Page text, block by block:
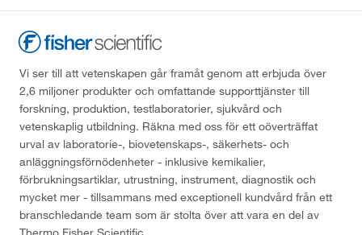
Vi ser till att vetenskapen går framåt genom att erbjuda över
2,6 miljoner produkter och omfattande supporttjänster till
forskning, produktion, testlaboratorier, sjukvård och
vetenskaplig utbildning. Räkna med oss för ett oöverträffat
urval av laboratorie-, biovetenskaps-, säkerhets- och
anläggningsförnödenheter - inklusive kemikalier,
förbrukningsartiklar, utrustning, instrument, diagnostik och
mycket mer - tillsammans med exceptionell kundvård från ett
branschledande team som är stolta över att vara en del av